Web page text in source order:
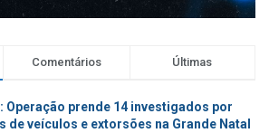
Comentários Últimas
Operação prende 14 investigados por
de veículos e extorsões na Grande Natal